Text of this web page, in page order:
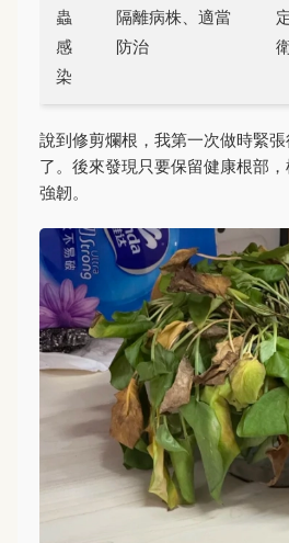
蟲
感
染
隔離病株、適當
防治
說到修剪爛根，我第一次做時緊
了。後來發現只要保留健康根部
強韌。